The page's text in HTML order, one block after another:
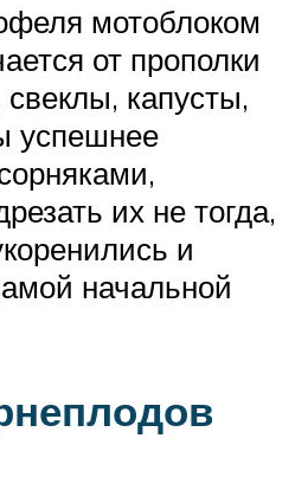
мотоблоком
от прополки
свеклы, капусты,
успешнее
их не тогда,
и
начальной